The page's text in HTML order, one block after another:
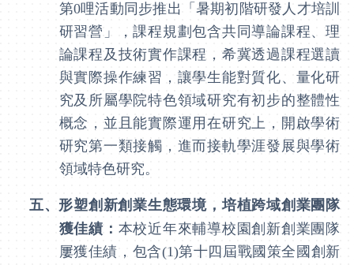
第0哩活動同步推出「暑期初階研發人才培訓
研習營」，課程規劃包含共同導論課程、理
論課程及技術實作課程，希冀透過課程選讀
與實際操作練習，讓學生能對質化、量化研
究及所屬學院特色領域研究有初步的整體性
概念，並且能實際運用在研究上，開啟學術
研究第一類接觸，進而接軌學涯發展與學術
領域特色研究。
五、 形塑創新創業生態環境 ，培植跨域創業團隊
獲佳績： 本校近年來輔導校園創新創業團隊
屢獲佳績，包含(1)第十四屆戰國策全國創新